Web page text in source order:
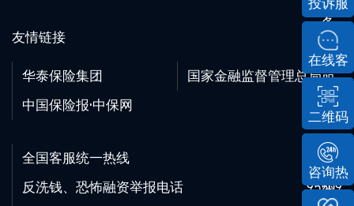
投诉服
务
在线客
服
二维码
咨询热
线
友情链接
华泰保险集团
国家金融监督管理总局
中国保险报·中保网
全国客服统一热线
95509
反洗钱、恐怖融资举报电话
95509